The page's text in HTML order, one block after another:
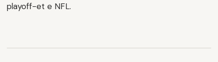
playoff-et e NFL.